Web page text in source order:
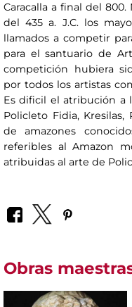
Caracalla a final del
del 435 a. J.C. los
llamados a competir
para el santuario de
competición hubiera
por todos los artistas
Es dificil el atribución a
Policleto Fidia,
de amazones
referibles al Amazon
atribuidas al arte de
Obras